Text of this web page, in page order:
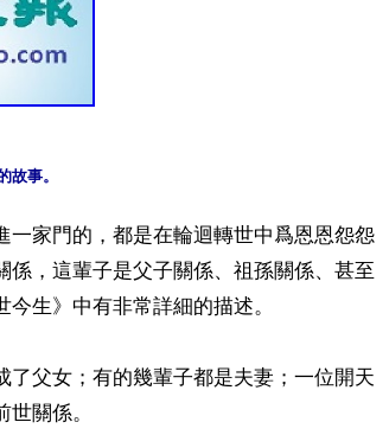
故事。
一家門的，都是在輪迴轉世中爲恩恩怨怨
，這輩子是父子關係、祖孫關係、甚至
生》中有非常詳細的描述。
父女；有的幾輩子都是夫妻；一位開天
關係。